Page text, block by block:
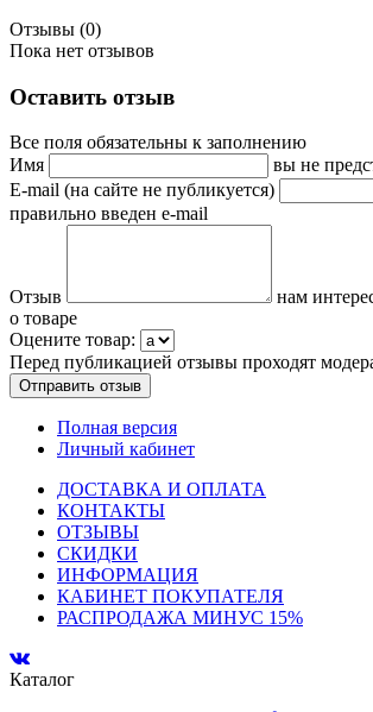
Отзывы (0)
Пока нет отзывов
Оставить отзыв
Все поля обязательны к заполнению
Имя
вы не
E-mail (на сайте не публикуется)
правильно введен e-mail
Отзыв
нам
о товаре
Оцените товар:
Перед публикацией отзывы проходят
Полная версия
Личный кабинет
ДОСТАВКА И ОПЛАТА
КОНТАКТЫ
ОТЗЫВЫ
СКИДКИ
ИНФОРМАЦИЯ
КАБИНЕТ ПОКУПАТЕЛЯ
РАСПРОДАЖА МИНУС 15%
Каталог